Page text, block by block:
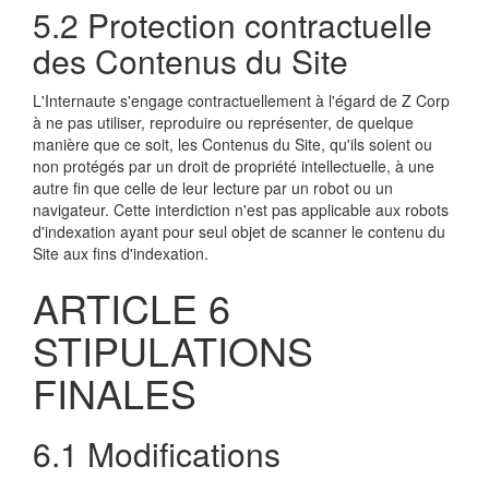
5.2 Protection contractuelle
des Contenus du Site
L'Internaute s'engage contractuellement à l'égard de Z Corp
à ne pas utiliser, reproduire ou représenter, de quelque
manière que ce soit, les Contenus du Site, qu'ils soient ou
non protégés par un droit de propriété intellectuelle, à une
autre fin que celle de leur lecture par un robot ou un
navigateur. Cette interdiction n'est pas applicable aux robots
d'indexation ayant pour seul objet de scanner le contenu du
Site aux fins d'indexation.
ARTICLE 6
STIPULATIONS
FINALES
6.1 Modifications